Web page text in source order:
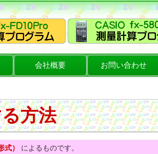
会社概要 お問い合わせ
方法
） によるものです。